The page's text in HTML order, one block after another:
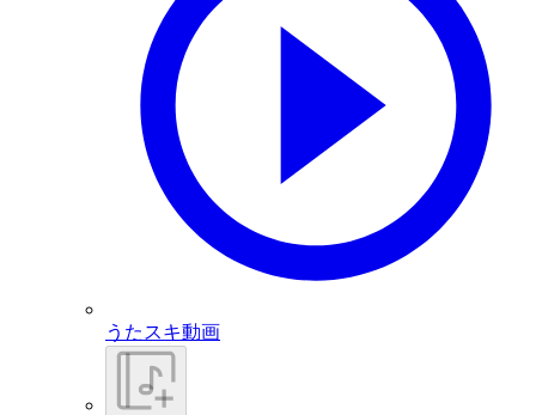
うたスキ動画